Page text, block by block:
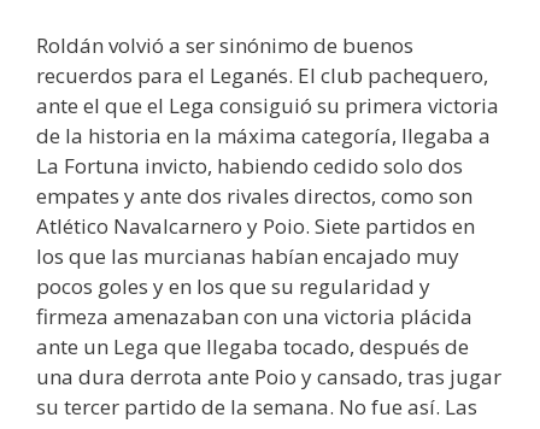
Roldán volvió a ser sinónimo de buenos
recuerdos para el Leganés. El club pachequero,
ante el que el Lega consiguió su primera victoria
de la historia en la máxima categoría, llegaba a
La Fortuna invicto, habiendo cedido solo dos
empates y ante dos rivales directos, como son
Atlético Navalcarnero y Poio. Siete partidos en
los que las murcianas habían encajado muy
pocos goles y en los que su regularidad y
firmeza amenazaban con una victoria plácida
ante un Lega que llegaba tocado, después de
una dura derrota ante Poio y cansado, tras jugar
su tercer partido de la semana. No fue así. Las